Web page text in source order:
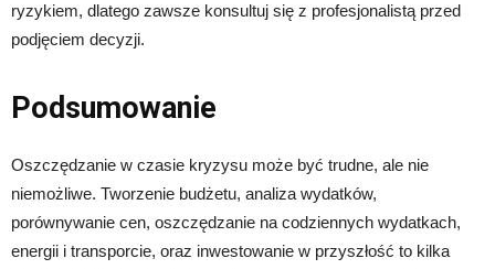
ryzykiem, dlatego zawsze konsultuj się z profesjonalistą przed
podjęciem decyzji.
Podsumowanie
Oszczędzanie w czasie kryzysu może być trudne, ale nie
niemożliwe. Tworzenie budżetu, analiza wydatków,
porównywanie cen, oszczędzanie na codziennych wydatkach,
energii i transporcie, oraz inwestowanie w przyszłość to kilka